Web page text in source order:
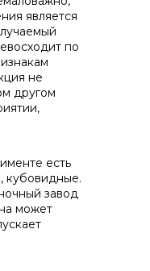
является
по
не
другом
есть
кубовидные.
завод
может